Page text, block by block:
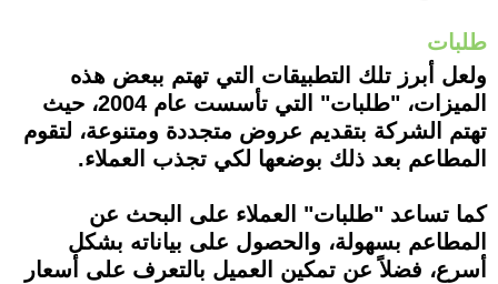
طلبات
ولعل أبرز تلك التطبيقات التي تهتم ببعض هذه
الميزات، "طلبات" التي تأسست عام 2004، حيث
تهتم الشركة بتقديم عروض متجددة ومتنوعة، لتقوم
المطاعم بعد ذلك بوضعها لكي تجذب العملاء.
كما تساعد "طلبات" العملاء على البحث عن
المطاعم بسهولة، والحصول على بياناته بشكل
أسرع، فضلاً عن تمكين العميل بالتعرف على أسعار